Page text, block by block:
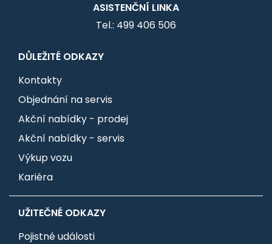
ASISTENČNÍ LINKA
Tel.: 499 406 506
DŮLEŽITÉ ODKAZY
Kontakty
Objednání na servis
Akční nabídky - prodej
Akční nabídky - servis
Výkup vozu
Kariéra
UŽITEČNÉ ODKAZY
Pojistné události